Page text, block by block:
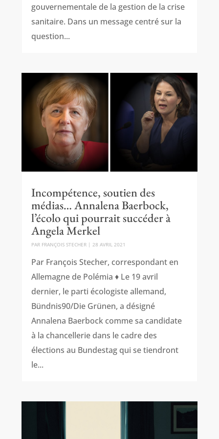
gouvernementale de la gestion de la crise
sanitaire. Dans un message centré sur la
question...
Incompétence, soutien des
médias… Annalena Baerbock,
l’écolo qui pourrait succéder à
Angela Merkel
PAR FRANÇOIS STECHER| 28 AVRIL 2021
Par François Stecher, correspondant en
Allemagne de Polémia ♦ Le 19 avril
dernier, le parti écologiste allemand,
Bündnis90/Die Grünen, a désigné
Annalena Baerbock comme sa candidate
à la chancellerie dans le cadre des
élections au Bundestag qui se tiendront
le...